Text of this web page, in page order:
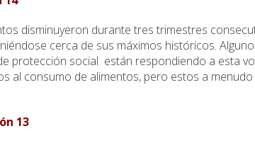
disminuyeron durante tres trimestres
cerca de sus máximos históricos.
protección social están respondiendo a esta
al consumo de alimentos, pero estos a
13